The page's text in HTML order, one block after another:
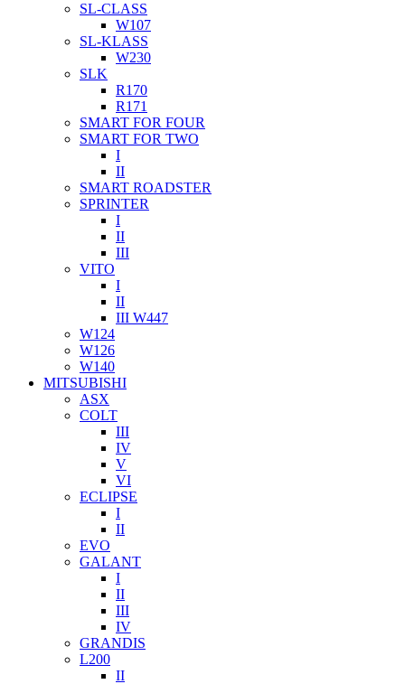
SL-CLASS
W107
SL-KLASS
W230
SLK
R170
R171
SMART FOR FOUR
SMART FOR TWO
I
II
SMART ROADSTER
SPRINTER
I
II
III
VITO
I
II
III W447
W124
W126
W140
MITSUBISHI
ASX
COLT
III
IV
V
VI
ECLIPSE
I
II
EVO
GALANT
I
II
III
IV
GRANDIS
L200
II